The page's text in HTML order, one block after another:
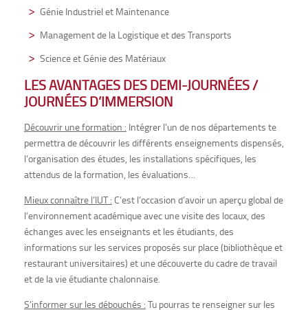
Génie Industriel et Maintenance
Management de la Logistique et des Transports
Science et Génie des Matériaux
LES AVANTAGES DES DEMI-JOURNÉES /
JOURNÉES D’IMMERSION
Découvrir une formation : Intégrer l’un de nos départements te
permettra de découvrir les différents enseignements dispensés,
l’organisation des études, les installations spécifiques, les
attendus de la formation, les évaluations…
Mieux connaître l’IUT : C’est l’occasion d’avoir un aperçu global de
l’environnement académique avec une visite des locaux, des
échanges avec les enseignants et les étudiants, des
informations sur les services proposés sur place (bibliothèque et
restaurant universitaires) et une découverte du cadre de travail
et de la vie étudiante chalonnaise.
S’informer sur les débouchés : Tu pourras te renseigner sur les